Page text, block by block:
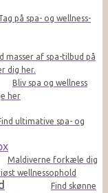
på spa- og wellness-
masser af spa-tilbud på
dig her.
Bliv spa og wellness
her
ultimative spa- og
Maldiverne forkæle dig
wellnessophold
Find skønne